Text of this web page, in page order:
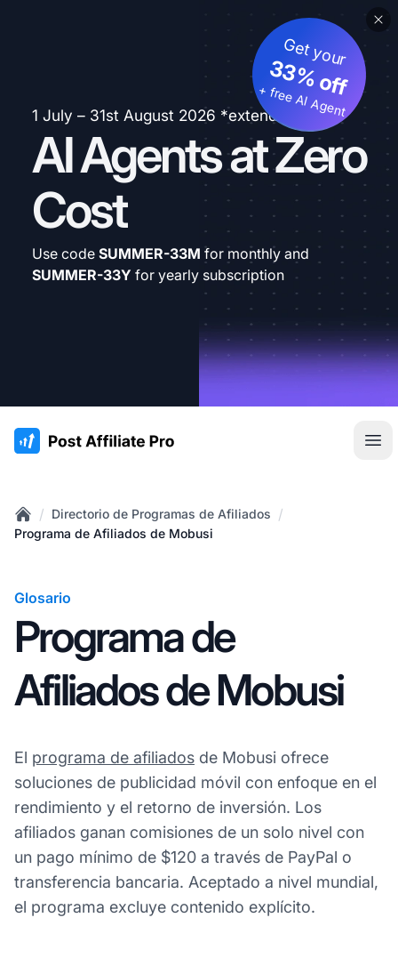
1 July – 31st August 2026 *extended
AI Agents at Zero
Cost
Get your
33% off
+ free AI Agent
Use code SUMMER-33M for monthly and
SUMMER-33Y for yearly subscription
:site.title
Home
/ Directorio de Programas de Afiliados /
Programa de Afiliados de Mobusi
Glosario
Programa de
Afiliados de Mobusi
El programa de afiliados de Mobusi ofrece
soluciones de publicidad móvil con enfoque en el
rendimiento y el retorno de inversión. Los
afiliados ganan comisiones de un solo nivel con
un pago mínimo de $120 a través de PayPal o
transferencia bancaria. Aceptado a nivel mundial,
el programa excluye contenido explícito.